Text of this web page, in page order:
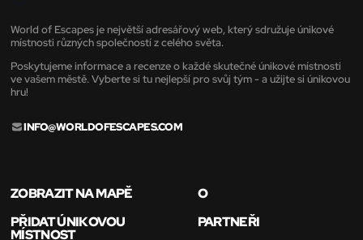
World of Escapes je největší adresářový web, který sdružuje únikové
místnosti různých společností z celého světa.
Poskytujeme informace a recenze o každé skutečné únikové místnosti
ve vašem městě. Vyberte si tu nejlepší pro svůj tým - a užijte si únikovou
hru!
INFO@WORLDOFESCAPES.COM
ZOBRAZIT NA MAPĚ
O
PŘIDAT ÚNIKOVOU
MÍSTNOST
PARTNEŘI